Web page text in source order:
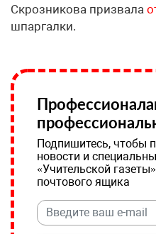
Скрозникова призвала
шпаргалки.
Подпишитесь, чтобы
новости и
«Учительской
почтового ящика